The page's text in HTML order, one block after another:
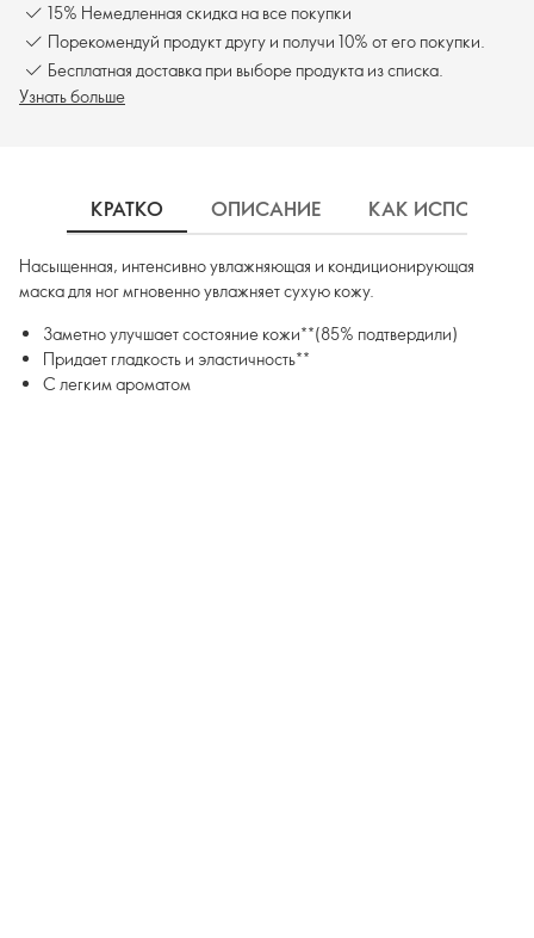
15% Немедленная скидка на все покупки
Порекомендуй продукт другу и получи 10% от его покупки.
Бесплатная доставка при выборе продукта из списка.
Узнать больше
КРАТКО ОПИСАНИЕ КАК
Насыщенная, интенсивно увлажняющая и кондиционирующая
маска для ног мгновенно увлажняет сухую кожу.
Заметно улучшает состояние кожи**(85% подтвердили)
Придает гладкость и эластичность**
С легким ароматом